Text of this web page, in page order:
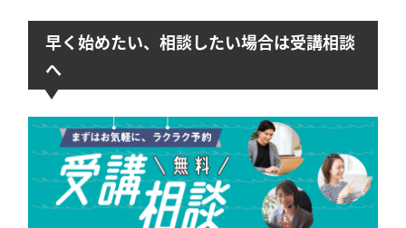
早く始めたい、相談したい場合は受講相談
へ